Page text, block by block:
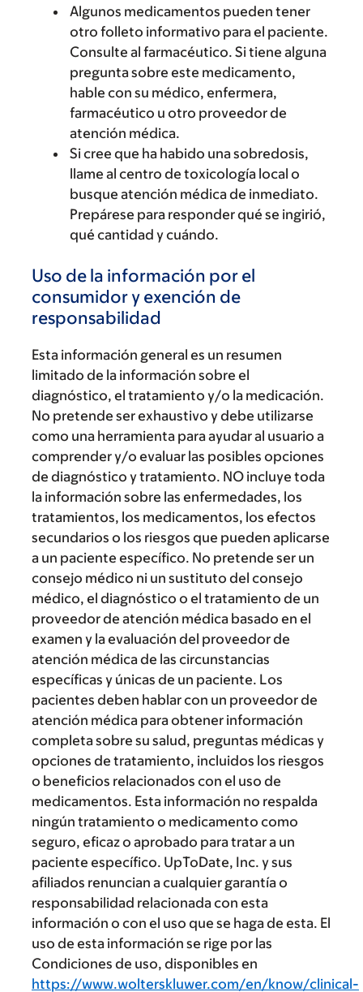
Algunos medicamentos pueden tener
otro folleto informativo para el paciente.
Consulte al farmacéutico. Si tiene alguna
pregunta sobre este medicamento,
hable con su médico, enfermera,
farmacéutico u otro proveedor de
atención médica.
Si cree que ha habido una sobredosis,
llame al centro de toxicología local o
busque atención médica de inmediato.
Prepárese para responder qué se ingirió,
qué cantidad y cuándo.
Uso de la información por el
consumidor y exención de
responsabilidad
Esta información general es un resumen
limitado de la información sobre el
diagnóstico, el tratamiento y/o la medicación.
No pretende ser exhaustivo y debe utilizarse
como una herramienta para ayudar al usuario a
comprender y/o evaluar las posibles opciones
de diagnóstico y tratamiento. NO incluye toda
la información sobre las enfermedades, los
tratamientos, los medicamentos, los efectos
secundarios o los riesgos que pueden aplicarse
a un paciente específico. No pretende ser un
consejo médico ni un sustituto del consejo
médico, el diagnóstico o el tratamiento de un
proveedor de atención médica basado en el
examen y la evaluación del proveedor de
atención médica de las circunstancias
específicas y únicas de un paciente. Los
pacientes deben hablar con un proveedor de
atención médica para obtener información
completa sobre su salud, preguntas médicas y
opciones de tratamiento, incluidos los riesgos
o beneficios relacionados con el uso de
medicamentos. Esta información no respalda
ningún tratamiento o medicamento como
seguro, eficaz o aprobado para tratar a un
paciente específico. UpToDate, Inc. y sus
afiliados renuncian a cualquier garantía o
responsabilidad relacionada con esta
información o con el uso que se haga de esta. El
uso de esta información se rige por las
Condiciones de uso, disponibles en
https://www.wolterskluwer.com/en/know/clinical-